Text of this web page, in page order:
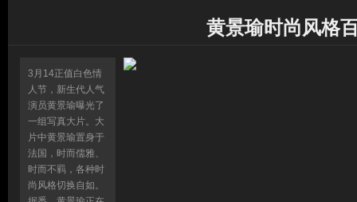
黄景瑜时尚风格
3月14正值白色情
人节，新生代人气
演员黄景瑜曝光了
一组写真大片。大
片中黄景瑜置身于
法国，时而儒雅、
时而不羁，各种时
尚风格切换自如。